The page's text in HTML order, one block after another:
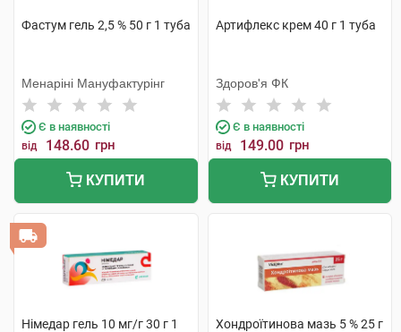
Фастум гель 2,5 % 50 г 1 туба
Менаріні Мануфактурінг
Є в наявності
від 148.60 грн
КУПИТИ
Артифлекс крем 40 г 1 туба
Здоров'я ФК
Є в наявності
від 149.00 грн
КУПИТИ
Німедар гель 10 мг/г 30 г 1
Хондроїтинова мазь 5 % 25 г